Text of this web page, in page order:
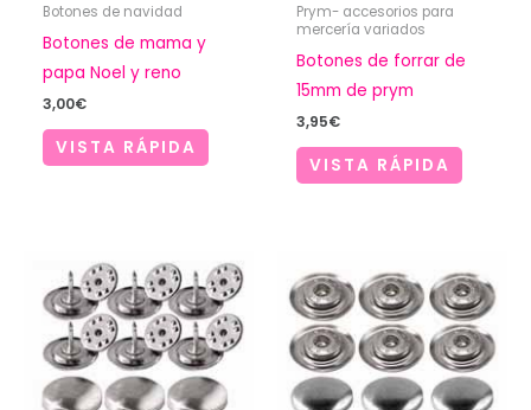
Botones de navidad
Botones de mama y
papa Noel y reno
3,00€
VISTA RÁPIDA
Prym- accesorios para
mercería variados
Botones de forrar de
15mm de prym
3,95€
VISTA RÁPIDA